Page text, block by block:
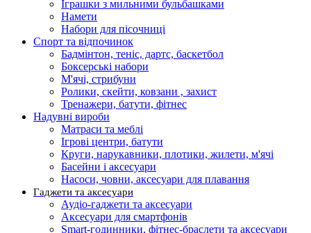
Іграшки з мильними бульбашками
Намети
Набори для пісочниці
Спорт та відпочинок
Бадмінтон, теніс, дартс, баскетбол
Боксерські набори
М'ячі, стрибуни
Ролики, скейти, ковзани , захист
Тренажери, батути, фітнес
Надувні вироби
Матраси та меблі
Ігрові центри, батути
Круги, нарукавники, плотики, жилети, м'ячі
Басейни і аксесуари
Насоси, човни, аксесуари для плавання
Гаджети та аксесуари
Аудіо-гаджети та аксесуари
Аксесуари для смартфонів
Smart-годинники, фітнес-браслети та аксесуари